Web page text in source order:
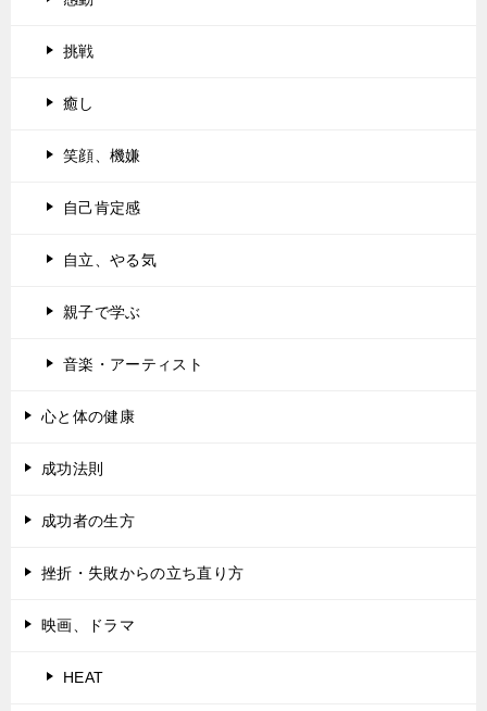
挑戦
癒し
笑顔、機嫌
自己肯定感
自立、やる気
親子で学ぶ
音楽・アーティスト
心と体の健康
成功法則
成功者の生方
挫折・失敗からの立ち直り方
映画、ドラマ
HEAT